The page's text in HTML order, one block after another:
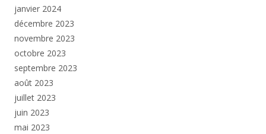
janvier 2024
décembre 2023
novembre 2023
octobre 2023
septembre 2023
août 2023
juillet 2023
juin 2023
mai 2023